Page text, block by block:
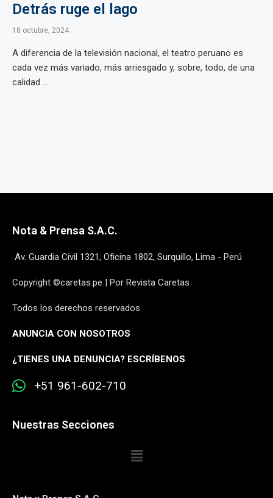
Detrás ruge el lago
18 octubre, 2024
A diferencia de la televisión nacional, el teatro peruano es
cada vez más variado, más arriesgado y, sobre, todo, de una
calidad ...
Nota & Prensa S.A.C.
Av. Guardia Civil 1321, Oficina 1802, Surquillo, Lima - Perú
Copyright ©caretas.pe | Por Revista Caretas
Todos los derechos reservados
ANUNCIA CON NOSOTROS
¿TIENES UNA DENUNCIA? ESCRÍBENOS
+51 961-602-710
Nuestras Secciones